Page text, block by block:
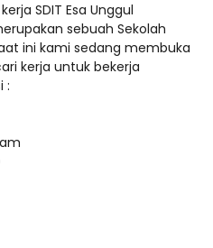
kerja SDIT Esa Unggul
sebuah Sekolah
ini kami sedang membuka
kerja untuk bekerja
: